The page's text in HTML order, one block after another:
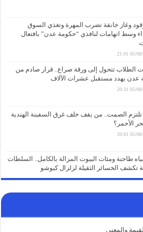
وغاز خانقة تضرب المهرة وتغذي السوق
وسط اتهامات لنافذي “حكومة عدن” بافتعال
05/08/
الطلاب تتحول إلى ورقة صراع.. قرار صادم من
عدن يهدد مستقبل عشرات الآلاف
05/08/
تلتزم الصمت.. من يقف خلف غرق السفينة الهندية
الأحمر؟
05/08/
طاحنة ومئات البيوت المزالة بالكامل.. السلطات
تكشف الخسائر الثقيلة لزلزال كيوشو
05/08/
والمعنى